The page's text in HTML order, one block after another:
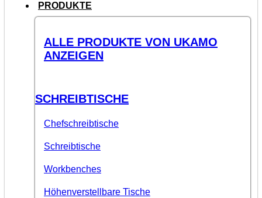
PRODUKTE
ALLE PRODUKTE VON UKAMO
ANZEIGEN
SCHREIBTISCHE
Chefschreibtische
Schreibtische
Workbenches
Höhenverstellbare Tische